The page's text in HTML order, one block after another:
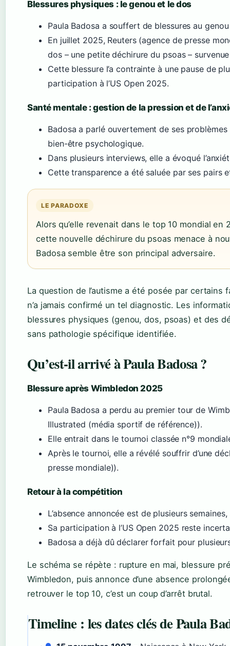
Blessures physiques : le genou et le dos
Paula Badosa a souffert de blessures au
En juillet 2025, Reuters (agence de presse
dos – une petite déchirure du psoas –
Cette blessure l’a contrainte à une pause de
participation à l’US Open 2025.
Santé mentale : gestion de la pression et de
Badosa a parlé ouvertement de ses
bien-être psychologique.
Dans plusieurs interviews, elle a évoqué
Cette transparence a été saluée par ses pairs
LE PARADOXE
Alors qu’elle revenait dans le top 10 mondial
cette nouvelle déchirure du psoas menace à
Badosa semble être son principal adversaire.
La question de l’autisme a été posée par certains
n’a jamais confirmé un tel diagnostic. Les
blessures physiques (genou, dos, psoas) et des
sans pathologie spécifique identifiée.
Qu’est-il arrivé à Paula Badosa ?
Blessure après Wimbledon 2025
Paula Badosa a perdu au premier tour de
Illustrated (média sportif de référence)).
Elle entrait dans le tournoi classée n°9
Après le tournoi, elle a révélé souffrir d’une
presse mondiale)).
Retour à la compétition
L’absence annoncée est de plusieurs
Sa participation à l’US Open 2025 reste
Badosa a déjà dû déclarer forfait pour
Le schéma se répète : rupture en mai, blessure
Wimbledon, puis annonce d’une absence
retrouver le top 10, c’est un coup d’arrêt brutal.
Timeline : les dates clés de Paula